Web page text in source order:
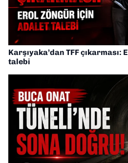
Karşıyaka’dan TFF
talebi